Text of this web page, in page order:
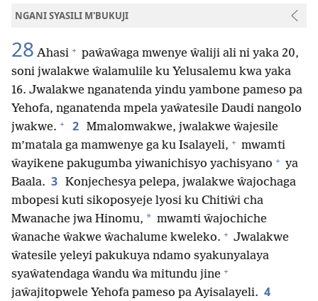
NGANI SYASILI M'BUKUJI
28 Ahasi + paŵaŵaga mwenye ŵaliji ali ni yaka 20,
soni jwalakwe ŵalamulile ku Yelusalemu kwa yaka
16. Jwalakwe nganatenda yindu yambone pameso pa
Yehofa, nganatenda mpela yaŵatesile Daudi nangolo
jwakwe. + 2 Mmalomwakwe, jwalakwe ŵajesile
m’matala ga mamwenye ga ku Isalayeli, + mwamti
ŵayikene pakugumba yiwanichisyo yachisyano + ya
Baala. 3 Konjechesya pelepa, jwalakwe ŵajochaga
mbopesi kuti sikoposyeje lyosi ku Chitiŵi cha
Mwanache jwa Hinomu, * mwamti ŵajochiche
ŵanache ŵakwe ŵachalume kweleko. + Jwalakwe
ŵatesile yeleyi pakukuya ndamo syakunyalaya
syaŵatendaga ŵandu ŵa mitundu jine +
jaŵajitopwele Yehofa pameso pa Ayisalayeli. 4